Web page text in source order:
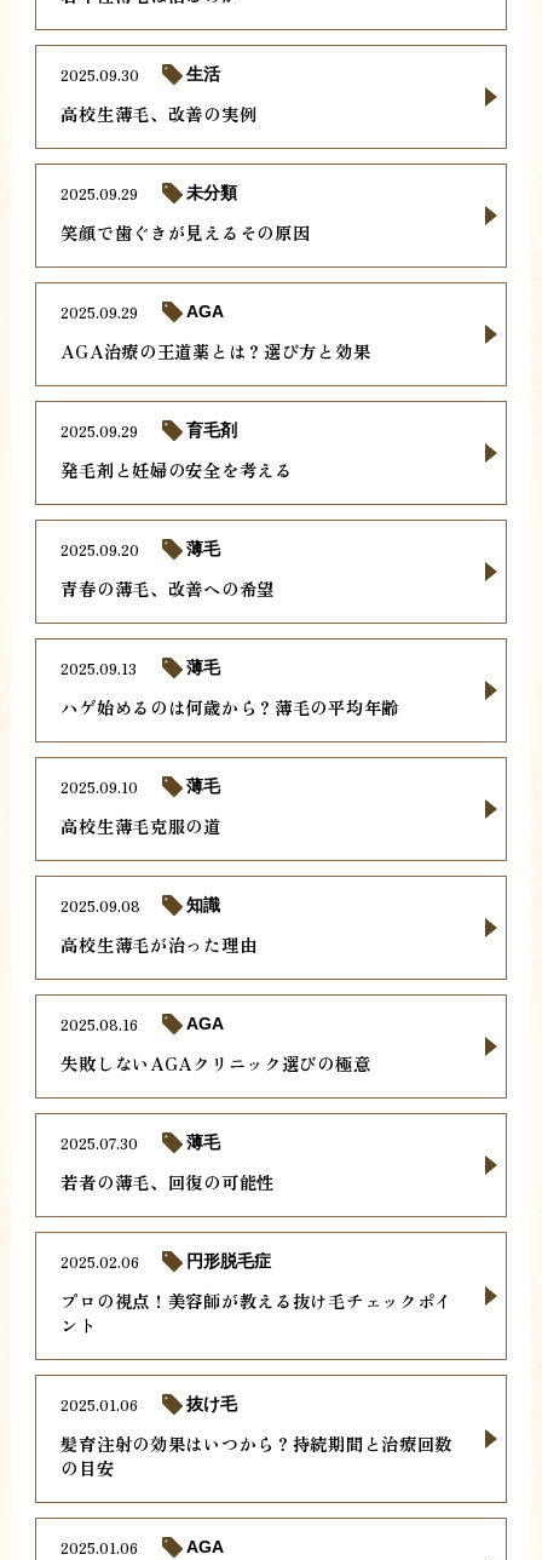
高校生薄毛、改善の実例
2025.09.30 生活
笑顔で歯ぐきが見えるその原因
2025.09.29 未分類
AGA治療の王道薬とは？選び方と効果
2025.09.29 AGA
発毛剤と妊婦の安全を考える
2025.09.29 育毛剤
青春の薄毛、改善への希望
2025.09.20 薄毛
ハゲ始めるのは何歳から？薄毛の平均年齢
2025.09.13 薄毛
高校生薄毛克服の道
2025.09.10 薄毛
高校生薄毛が治った理由
2025.09.08 知識
失敗しないAGAクリニック選びの極意
2025.08.16 AGA
若者の薄毛、回復の可能性
2025.07.30 薄毛
プロの視点！美容師が教える抜け毛チェックポイ
ント
2025.02.06 円形脱毛症
髪育注射の効果はいつから？持続期間と治療回数
の目安
2025.01.06 抜け毛
2025.01.06 AGA